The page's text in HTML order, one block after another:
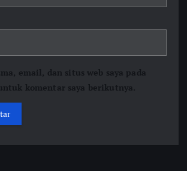
email, dan situs web saya pada
komentar saya berikutnya.